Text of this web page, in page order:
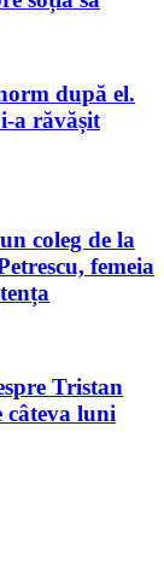
după el.
a răvășit
coleg de la
femeia
Tristan
câteva luni